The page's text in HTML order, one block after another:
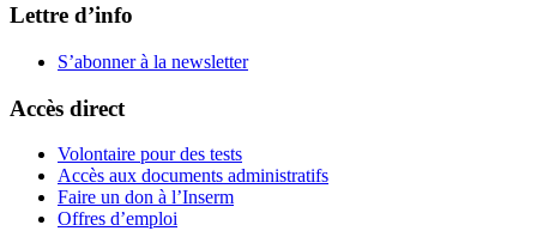
Lettre d’info
S’abonner à la newsletter
Accès direct
Volontaire pour des tests
Accès aux documents administratifs
Faire un don à l’Inserm
Offres d’emploi